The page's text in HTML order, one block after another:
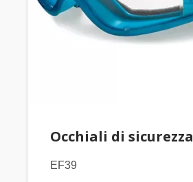
Occhiali di sicurezza
EF39